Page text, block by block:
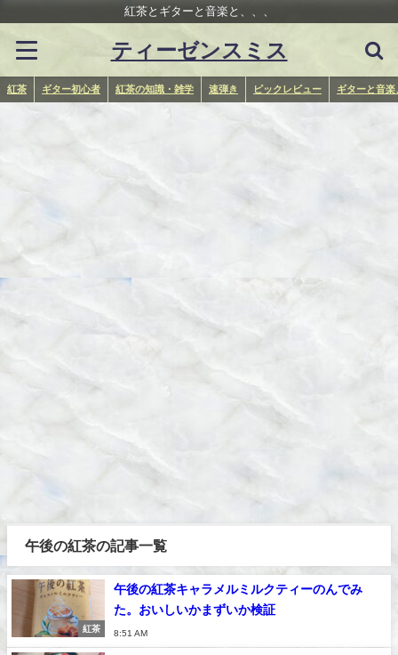
紅茶とギターと音楽と、、、
ティーゼンスミス
紅茶 ギター初心者 紅茶の知識・雑学 速弾き ピックレビュー ギターと音楽
午後の紅茶の記事一覧
紅茶
午後の紅茶キャラメルミルクティーのんでみ
た。おいしいかまずいか検証
8:51 AM